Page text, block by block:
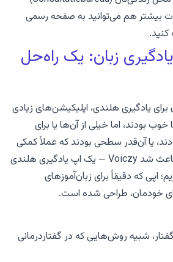
بیشتر هم می‌توانید به صفحه رسمی
کنید.
زبان: یک راه‌حل
یادگیری هلندی، اپلیکیشن‌های زیادی
بودند، اما خیلی از آن‌ها یا برای
یا آن‌قدر سطحی بودند که عملاً کمکی
شد
Voiczy — یک اپ یادگیری هلندی
اپی که دقیقاً برای زبان‌آموزهای
خودمان، طراحی شده است.
شبیه روش‌هایی که در گفتاردرمانی